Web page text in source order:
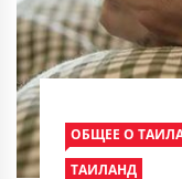
ОБЩЕЕ О
ТАИЛАНД